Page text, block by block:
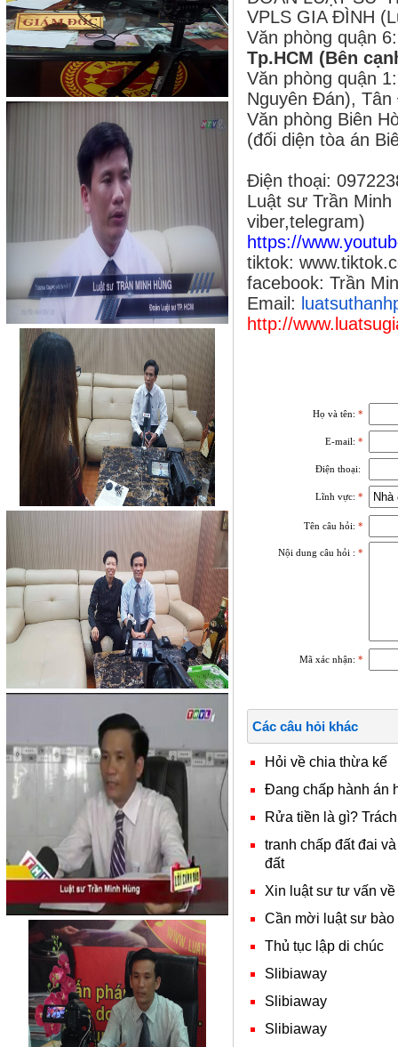
VPLS GIA ĐÌNH
Văn phòng quận 6:
Tp.HCM (Bên
Văn phòng quận
Nguyên Đán),
Văn phòng Biên
(đối diện tòa án
Điện thoại:
Luật sư Trần
viber,telegram)
https://
tiktok:
facebook: Trần
Email:
http://
Họ và tên: *
E-mail: *
Điện thoại:
Lĩnh vực: *
Tên câu hỏi: *
Nội dung câu hỏi : *
Mã xác nhận: *
Các câu hỏi khác
Hỏi về chia thừa kế
Đang chấp hành án
Rửa tiền là gì?
tranh chấp đất đai
đất
Xin luật sư tư vấn
Cần mời luật sư
Thủ tục lập di chúc
Slibiaway
Slibiaway
Slibiaway